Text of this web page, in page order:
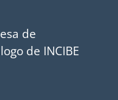
de
de INCIBE